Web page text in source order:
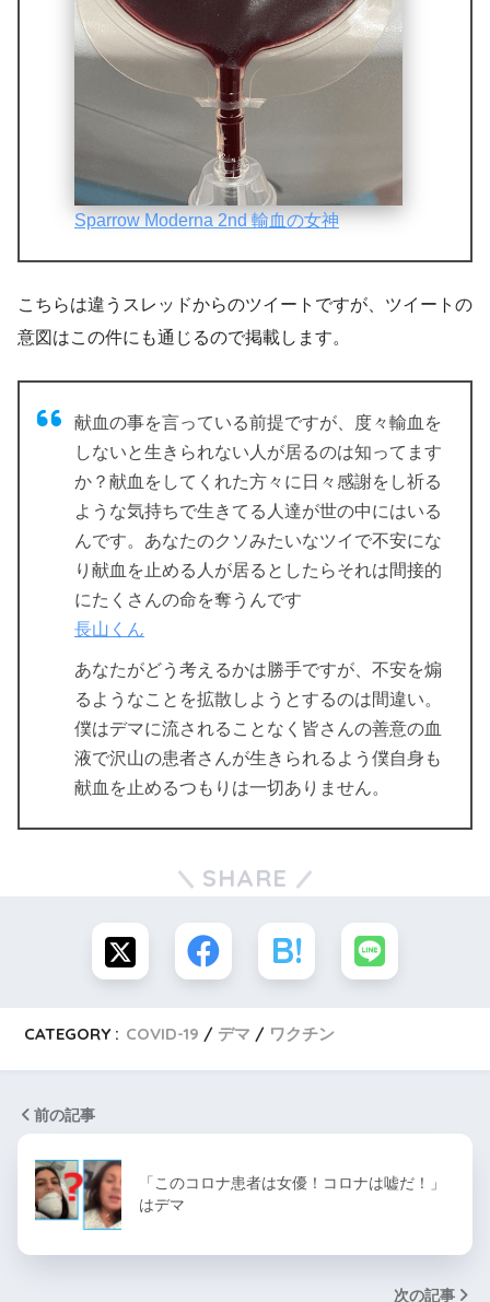
Sparrow Moderna 2nd 輸血の女神
こちらは違うスレッドからのツイートですが、ツイートの
意図はこの件にも通じるので掲載します。
献血の事を言っている前提ですが、度々輸血を
しないと生きられない人が居るのは知ってます
か？献血をしてくれた方々に日々感謝をし祈る
ような気持ちで生きてる人達が世の中にはいる
んです。あなたのクソみたいなツイで不安にな
り献血を止める人が居るとしたらそれは間接的
にたくさんの命を奪うんです
長山くん
あなたがどう考えるかは勝手ですが、不安を煽
るようなことを拡散しようとするのは間違い。
僕はデマに流されることなく皆さんの善意の血
液で沢山の患者さんが生きられるよう僕自身も
献血を止めるつもりは一切ありません。
SHARE
CATEGORY : COVID-19 デマ ワクチン
前の記事
「このコロナ患者は女優！コロナは嘘だ！」
はデマ
次の記事